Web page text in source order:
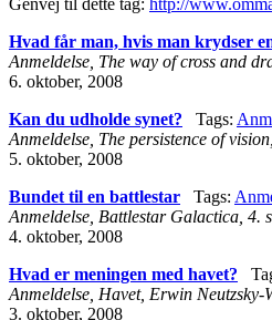
Hvad får man, hvis man krydser
Anmeldelse, The way of cross and
6. oktober, 2008
Kan du udholde synet?
Tags:
Anmeldelse, The persistence of
5. oktober, 2008
Bundet til en battlestar
Tags:
Anmeldelse, Battlestar Galactica, 4.
4. oktober, 2008
Hvad er meningen med havet?
Anmeldelse, Havet, Erwin
3. oktober, 2008